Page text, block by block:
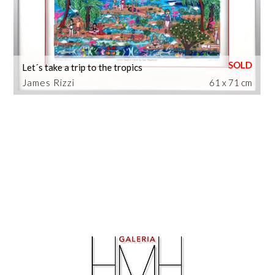
James Rizzi
Let´s take a trip to the tropics
61 x 71 cm